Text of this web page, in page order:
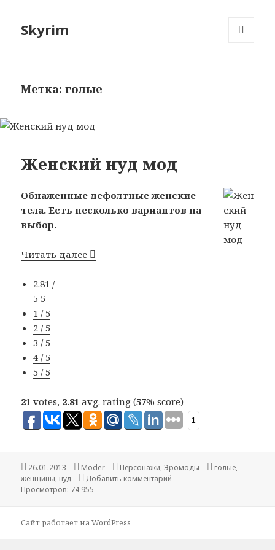
Skyrim
Метка: голые
Женский нуд мод
Обнаженные дефолтные женские
тела. Есть несколько вариантов на
выбор.
Читать далее Женский нуд мод
2.81 /
55
1 / 5
2 / 5
3 / 5
4 / 5
5 / 5
21 votes, 2.81 avg. rating (57% score)
1
Опубликовано
26.01.2013 Автор
Moder Рубрики
Персонажи,Эромоды Метки
голые,
женщины, нуд
Добавить комментарий
Просмотров: 74 955
Сайт работает на WordPress